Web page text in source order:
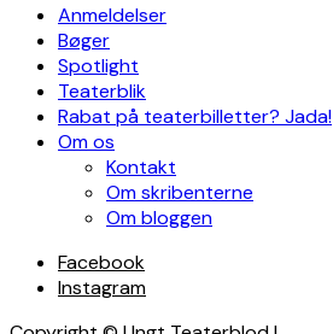
Anmeldelser
Bøger
Spotlight
Teaterblik
Rabat på teaterbilletter? Jada!
Om os
Kontakt
Om skribenterne
Om bloggen
Facebook
Instagram